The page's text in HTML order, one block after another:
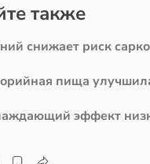
также
снижает риск
пища
эффект